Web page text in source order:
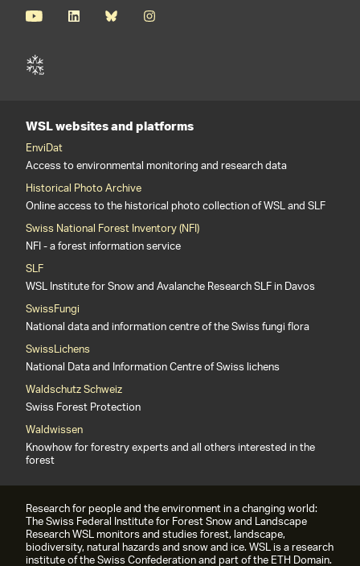
WSL websites and platforms
EnviDat
Access to environmental monitoring and research data
Historical Photo Archive
Online access to the historical photo collection of WSL and SLF
Swiss National Forest Inventory (NFI)
NFI - a forest information service
SLF
WSL Institute for Snow and Avalanche Research SLF in Davos
SwissFungi
National data and information centre of the Swiss fungi flora
SwissLichens
National Data and Information Centre of Swiss lichens
Waldschutz Schweiz
Swiss Forest Protection
Waldwissen
Knowhow for forestry experts and all others interested in the
forest
Research for people and the environment in a changing world:
The Swiss Federal Institute for Forest Snow and Landscape
Research WSL monitors and studies forest, landscape,
biodiversity, natural hazards and snow and ice. WSL is a research
institute of the Swiss Confederation and part of the ETH Domain.